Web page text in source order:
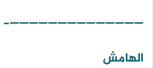
——————————————-
الهامش